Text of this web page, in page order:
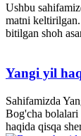
Ushbu
matni
bitilgan shoh
Yangi yil
Sahifamizda
Bog'cha
haqida qisqa